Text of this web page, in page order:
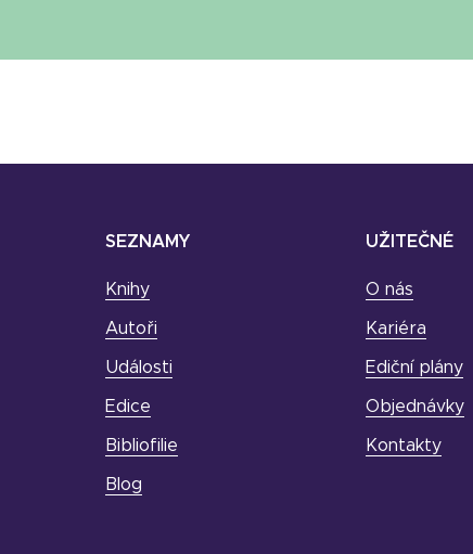
SEZNAMY
Knihy
Autoři
Události
Edice
Bibliofilie
Blog
UŽITEČNÉ
O nás
Kariéra
Ediční plány
Objednávky
Kontakty